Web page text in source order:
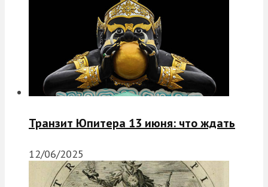
Транзит Юпитера 13 июня: что ждать
12/06/2025